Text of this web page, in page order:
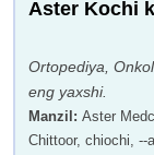
Aster Kochi
Ortopediya,
eng yaxshi.
Manzil : Aster
Chittoor, chiochi, --